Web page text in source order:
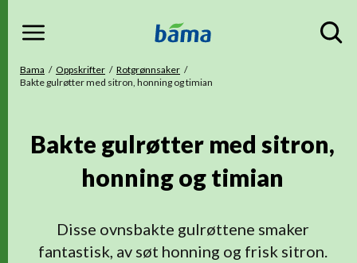
Meny
Du er her
Bama Oppskrifter
Rotgrønnsaker
Bakte gulrøtter med sitron, honning og timian
Bakte gulrøtter med sitron,
honning og timian
Disse ovnsbakte gulrøttene smaker
fantastisk, av søt honning og frisk sitron.